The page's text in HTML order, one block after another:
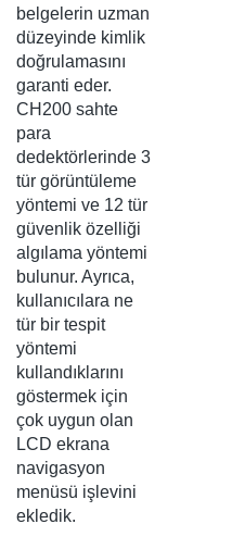
belgelerin uzman
düzeyinde kimlik
doğrulamasını
garanti eder.
CH200 sahte
para
dedektörlerinde 3
tür görüntüleme
yöntemi ve 12 tür
güvenlik özelliği
algılama yöntemi
bulunur. Ayrıca,
kullanıcılara ne
tür bir tespit
yöntemi
kullandıklarını
göstermek için
çok uygun olan
LCD ekrana
navigasyon
menüsü işlevini
ekledik.